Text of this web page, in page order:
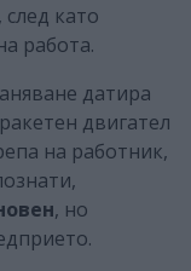
, след като
работа.
датира
двигател
на работник,
, но